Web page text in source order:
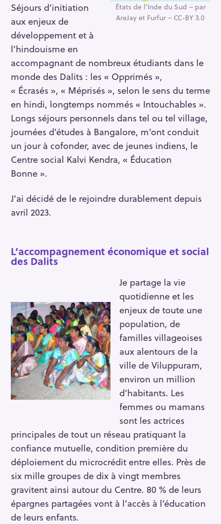
États de l’Inde du Sud – par
AreJay et Furfur – CC-BY 3.0
Séjours d’initiation
aux enjeux de
développement et à
l’hindouisme en
accompagnant de nombreux étudiants dans le
monde des Dalits : les « Opprimés »,
« Écrasés », « Méprisés », selon le sens du terme
en hindi, longtemps nommés « Intouchables ».
Longs séjours personnels dans tel ou tel village,
journées d’études à Bangalore, m’ont conduit
un jour à cofonder, avec de jeunes indiens, le
Centre social Kalvi Kendra, « Éducation
Bonne ».
J’ai décidé de le rejoindre durablement depuis
avril 2023.
L’accompagnement économique et social
des Dalits
Je partage la vie
quotidienne et les
enjeux de toute une
population, de
familles villageoises
aux alentours de la
ville de Viluppuram,
environ un million
d’habitants. Les
femmes ou mamans
sont les actrices
principales de tout un réseau pratiquant la
confiance mutuelle, condition première du
déploiement du microcrédit entre elles. Près de
six mille groupes de dix à vingt membres
gravitent ainsi autour du Centre. 80 % de leurs
épargnes partagées vont à l’accès à l’éducation
de leurs enfants.